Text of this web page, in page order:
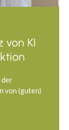
von KI
der
von (guten)